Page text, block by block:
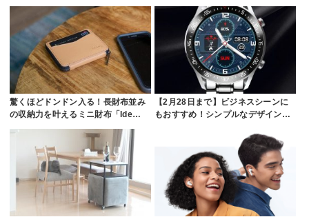
驚くほどドンドン入る！長財布並み
の収納力を叶えるミニ財布「Ide…
【2月28日まで】ビジネスシーンに
もおすすめ！シンプルなデザイン…